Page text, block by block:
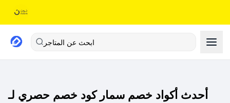
ابحث عن المتاجر
أحدث أكواد خصم سمار كود خصم حصري لـ